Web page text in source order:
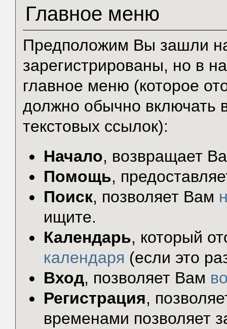
Главное меню
Предположим Вы зашли
зарегистрированы, но в
главное меню (которое
должно обычно включать
текстовых ссылок):
Начало, возвращает
Помощь,
Поиск, позволяет Вам
ищите.
Календарь, который
календаря (если это
Вход, позволяет Вам
Регистрация,
временами позволяет